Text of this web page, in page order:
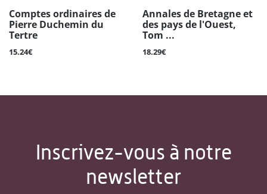
Comptes ordinaires de
Pierre Duchemin du
Tertre
15.24€
Annales de Bretagne et
des pays de l'Ouest,
Tom ...
18.29€
Inscrivez-vous à notre
newsletter